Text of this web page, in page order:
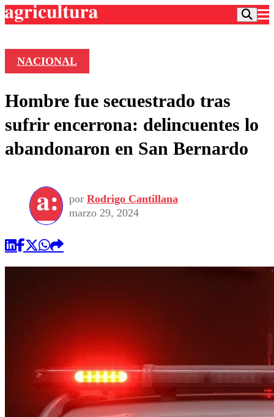
Frecuencias
Deportes
Colo Colo
Seleccion Chilena
Torneo Internacional
Universidad de Chile
Entretención
Economía
Internacional
Sustentabilidad
Publicaciones en medios
Opinión
NACIONAL
Hombre fue secuestrado tras
sufrir encerrona: delincuentes lo
abandonaron en San Bernardo
por Rodrigo Cantillana
marzo 29, 2024